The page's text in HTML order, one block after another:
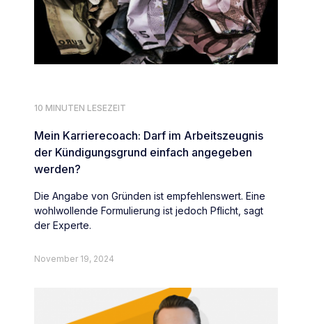
10 MINUTEN LESEZEIT
Mein Karrierecoach: Darf im Arbeitszeugnis
der Kündigungsgrund einfach angegeben
werden?
Die Angabe von Gründen ist empfehlenswert. Eine
wohlwollende Formulierung ist jedoch Pflicht, sagt
der Experte.
November 19, 2024